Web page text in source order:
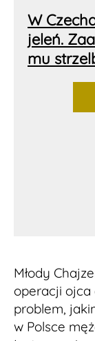
W
jeleń.
mu
Młody
operacji ojca
problem,
w Polsce